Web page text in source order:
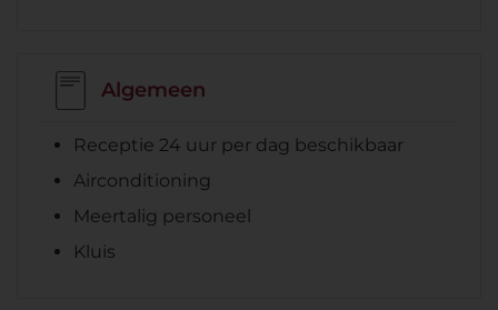
Algemeen
Receptie 24 uur per dag beschikbaar
Airconditioning
Meertalig personeel
Kluis